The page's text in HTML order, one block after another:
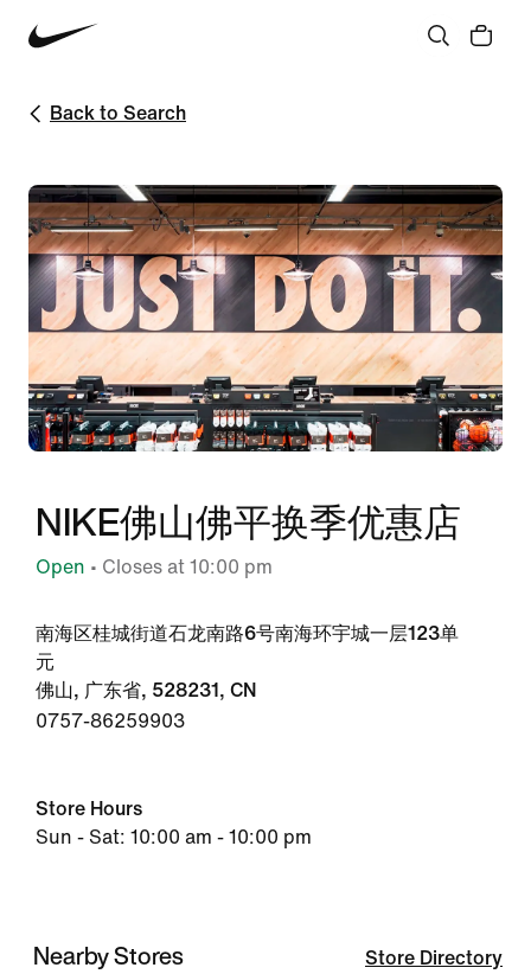
Back to Search
NIKE佛山佛平换季优惠店
Open • Closes at 10:00 pm
南海区桂城街道石龙南路6号南海环宇城一层123单
元
佛山, 广东省, 528231, CN
0757-86259903
Store Hours
Sun - Sat: 10:00 am - 10:00 pm
Nearby Stores Store Directory